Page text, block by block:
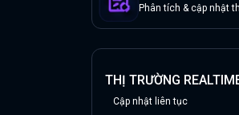
Phân tích & cập nhật
THỊ TRƯỜNG
Cập nhật liên tục